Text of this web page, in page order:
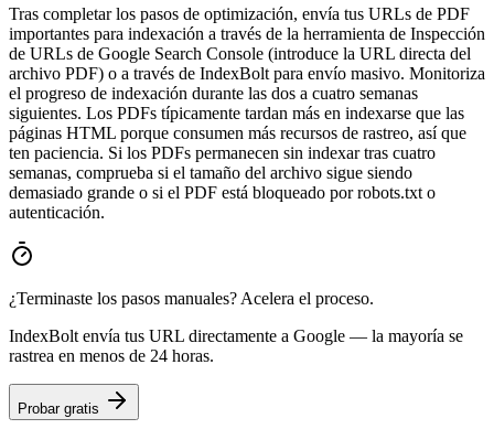
Tras completar los pasos de optimización, envía tus URLs de PDF
importantes para indexación a través de la herramienta de Inspección
de URLs de Google Search Console (introduce la URL directa del
archivo PDF) o a través de IndexBolt para envío masivo. Monitoriza
el progreso de indexación durante las dos a cuatro semanas
siguientes. Los PDFs típicamente tardan más en indexarse que las
páginas HTML porque consumen más recursos de rastreo, así que
ten paciencia. Si los PDFs permanecen sin indexar tras cuatro
semanas, comprueba si el tamaño del archivo sigue siendo
demasiado grande o si el PDF está bloqueado por robots.txt o
autenticación.
¿Terminaste los pasos manuales? Acelera el proceso.
IndexBolt envía tus URL directamente a Google — la mayoría se
rastrea en menos de 24 horas.
Probar gratis